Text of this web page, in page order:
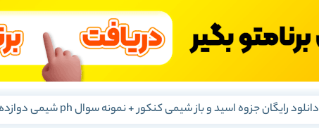
دانلود رایگان جزوه اسید و باز شیمی کنکور + نمونه سوال ph شیمی دوازدهم